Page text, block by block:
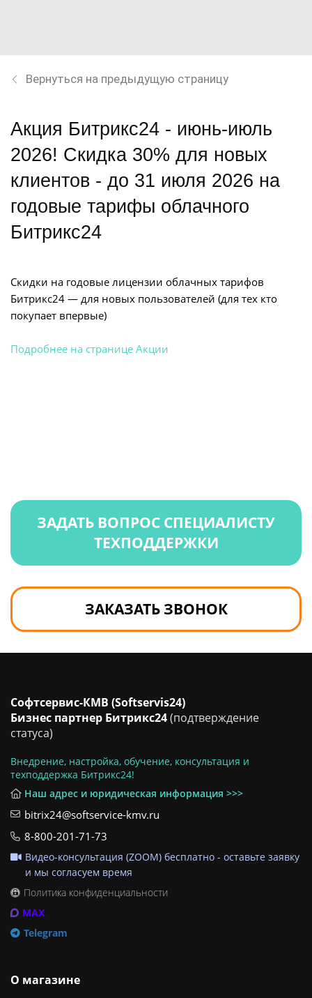
Вернуться на предыдущую страницу
Акция Битрикс24 - июнь-июль
2026! Скидка 30% для новых
клиентов - до 31 июля 2026 на
годовые тарифы облачного
Битрикс24
Скидки на годовые лицензии облачных тарифов
Битрикс24 — для новых пользователей (для тех кто
покупает впервые)
Подробнее на странице Акции
ЗАДАТЬ ВОПРОС СПЕЦИАЛИСТУ
ТЕХПОДДЕРЖКИ
ЗАКАЗАТЬ ЗВОНОК
Софтсервис-КМВ (Softservis24)
Бизнес партнер Битрикс24(подтверждение
статуса)
Внедрение, настройка, обучение, консультация и
техподдержка Битрикс24!
Наш адрес и юридическая информация >>>
bitrix24@softservice-kmv.ru
8-800-201-71-73
Видео-консультация (ZOOM) бесплатно - оставьте заявку
и мы согласуем время
Политика конфиденциальности
MAX
Telegram
О магазине